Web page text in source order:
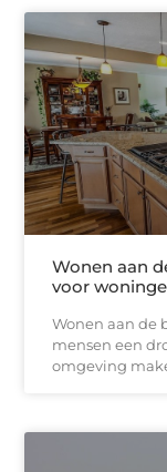
Wonen aan
voor
Wonen aan de
mensen een
omgeving